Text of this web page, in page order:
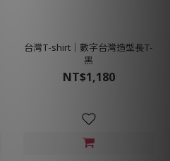
台灣T-shirt│數字台灣造型長T-
黑
NT$1,180